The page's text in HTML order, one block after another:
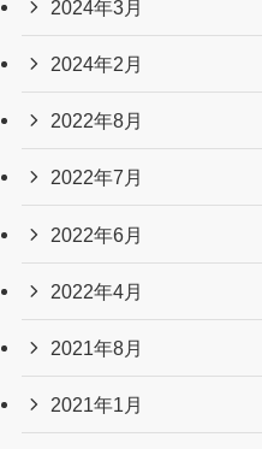
2024年3月
2024年2月
2022年8月
2022年7月
2022年6月
2022年4月
2021年8月
2021年1月